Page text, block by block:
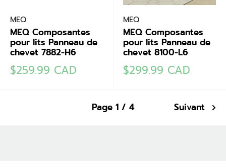
MEQ
MEQ Composantes
pour lits Panneau de
chevet 7882-H6
Prix
réduit
$259.99 CAD
MEQ
MEQ Composantes
pour lits Panneau de
chevet 8100-L6
Prix
réduit
$299.99 CAD
Page 1 / 4 Suivant